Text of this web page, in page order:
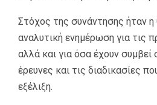
Στόχος της συνάντησης ήταν η
αναλυτική ενημέρωση για τις
αλλά και για όσα έχουν συμβεί
έρευνες και τις διαδικασίες
εξέλιξη.